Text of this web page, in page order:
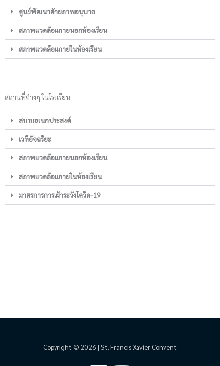
ศูนย์พัฒนาศักยภาพอนุบาล
สภาพแวดล้อมภายนอกห้องเรียน
สภาพแวดล้อมภายในห้องเรียน
สถานที่ต่างๆ ในโรงเรียน
สนามอเนกประสงค์
เวทีอัจฉริยะ
สภาพแวดล้อมภายนอกห้องเรียน
สภาพแวดล้อมภายในห้องเรียน
มาตรการการเฝ้าระวังโควิด-19
Copyright © 2026 | St. Francis Xavier Convent